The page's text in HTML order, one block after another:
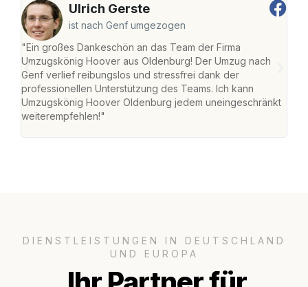
Ulrich Gerste
ist nach Genf umgezogen
"Ein großes Dankeschön an das Team der Firma
Umzugskönig Hoover aus Oldenburg! Der Umzug nach
Genf verlief reibungslos und stressfrei dank der
professionellen Unterstützung des Teams. Ich kann
Umzugskönig Hoover Oldenburg jedem uneingeschränkt
weiterempfehlen!"
DIENSTLEISTUNGEN IN DEUTSCHLAND
UND EUROPA